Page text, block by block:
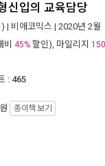
신입의 교육담당
| 비애코믹스 | 2020년 2월
45% 할인), 마일리지 150
: 465
원 종이책 보기